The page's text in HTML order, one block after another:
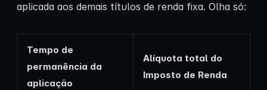
aplicada aos demais títulos de renda fixa. Olha só:
Tempo de
permanência da
aplicação
Alíquota total do
Imposto de Renda